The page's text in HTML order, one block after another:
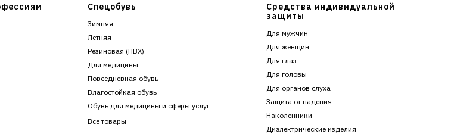
Спецобувь
Зимняя
Летняя
Резиновая (ПВХ)
Для медицины
Повседневная обувь
Влагостойкая обувь
Обувь для медицины и сферы услуг
Все товары
Средства индивидуальной
защиты
Для мужчин
Для женщин
Для глаз
Для головы
Для органов слуха
Защита от падения
Наколенники
Диэлектрические изделия